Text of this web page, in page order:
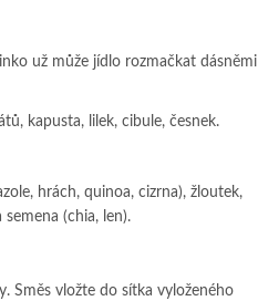
už může jídlo rozmačkat dásněmi
kapusta, lilek, cibule, česnek.
hrách, quinoa, cizrna), žloutek,
(chia, len).
Směs vložte do sítka vyloženého